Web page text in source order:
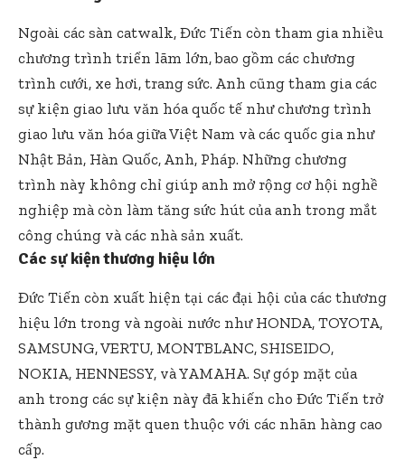
Ngoài các sàn catwalk, Đức Tiến còn tham gia nhiều
chương trình triển lãm lớn, bao gồm các chương
trình cưới, xe hơi, trang sức. Anh cũng tham gia các
sự kiện giao lưu văn hóa quốc tế như chương trình
giao lưu văn hóa giữa Việt Nam và các quốc gia như
Nhật Bản, Hàn Quốc, Anh, Pháp. Những chương
trình này không chỉ giúp anh mở rộng cơ hội nghề
nghiệp mà còn làm tăng sức hút của anh trong mắt
công chúng và các nhà sản xuất.
Các sự kiện thương hiệu lớn
Đức Tiến còn xuất hiện tại các đại hội của các thương
hiệu lớn trong và ngoài nước như HONDA, TOYOTA,
SAMSUNG, VERTU, MONTBLANC, SHISEIDO,
NOKIA, HENNESSY, và YAMAHA. Sự góp mặt của
anh trong các sự kiện này đã khiến cho Đức Tiến trở
thành gương mặt quen thuộc với các nhãn hàng cao
cấp.